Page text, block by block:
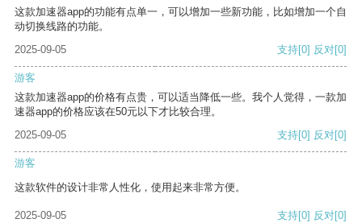
这款加速器app的功能有点单一，可以增加一些新功能，比如增加一个自
动切换线路的功能。
2025-09-05
支持[0] 反对[0]
游客
这款加速器app的价格有点贵，可以适当降低一些。我个人觉得，一款加
速器app的价格应该在50元以下才比较合理。
2025-09-05
支持[0] 反对[0]
游客
这款软件的设计非常人性化，使用起来非常方便。
2025-09-05 支持[0] 反对[0]